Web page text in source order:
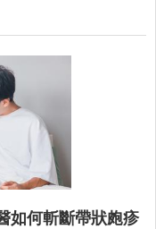
如何斬斷帶狀皰疹